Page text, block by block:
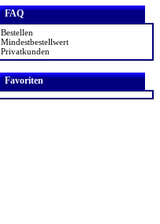
FAQ
Bestellen
Mindestbestellwert
Privatkunden
Favoriten